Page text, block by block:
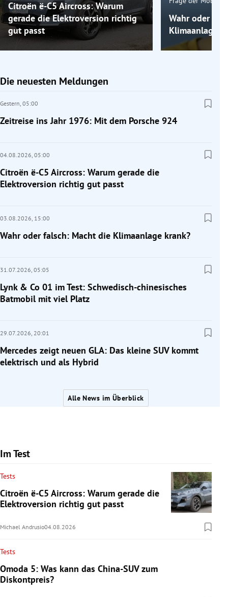
Citroën ë-C5 Aircross: Warum
gerade die Elektroversion richtig
gut passt
Wahr oder
Klimaanlage
Die neuesten Meldungen
Gestern, 05:00
Zeitreise ins Jahr 1976: Mit dem Porsche 924
04.08.2026, 05:00
Citroën ë-C5 Aircross: Warum gerade die
Elektroversion richtig gut passt
03.08.2026, 15:00
Wahr oder falsch: Macht die Klimaanlage krank?
31.07.2026, 05:05
Lynk & Co 01 im Test: Schwedisch-chinesisches
Batmobil mit viel Platz
29.07.2026, 20:01
Mercedes zeigt neuen GLA: Das kleine SUV kommt
elektrisch und als Hybrid
Alle News im Überblick
Im Test
Tests
Citroën ë-C5 Aircross: Warum gerade die
Elektroversion richtig gut passt
Michael Andrusio04.08.2026
Tests
Omoda 5: Was kann das China-SUV zum
Diskontpreis?